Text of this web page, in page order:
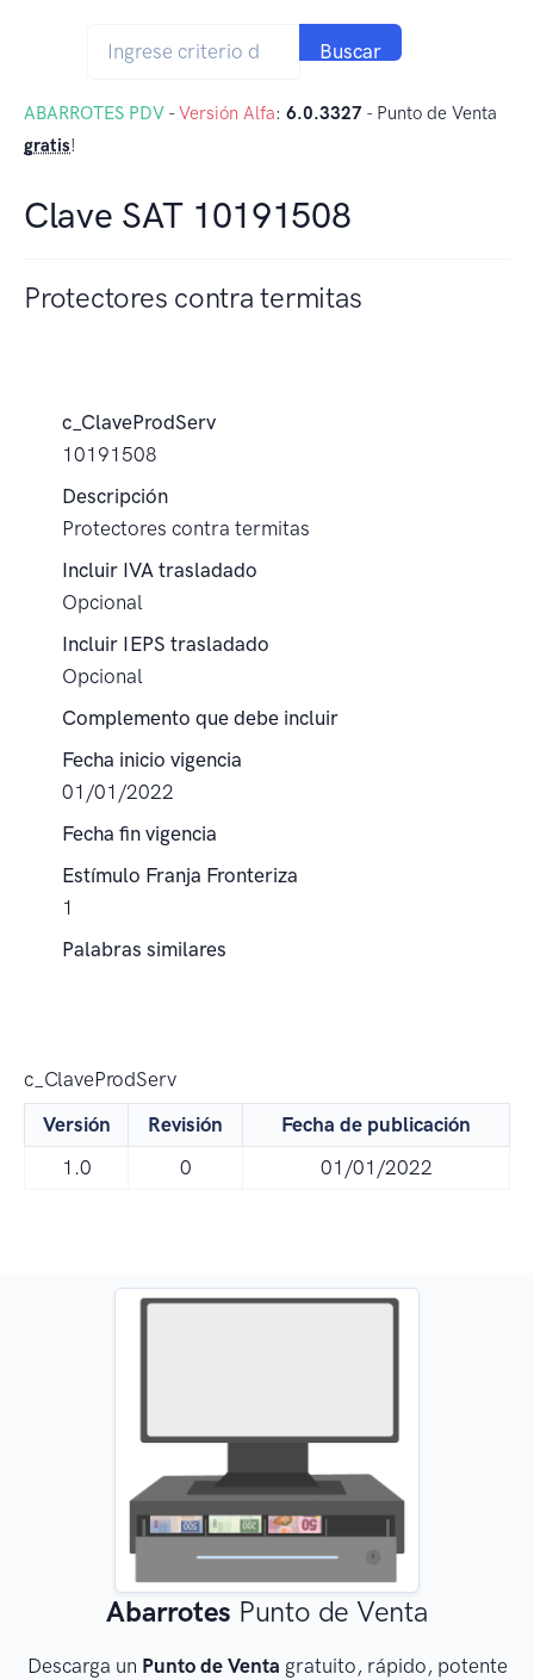
Buscar
ABARROTES PDV -Versión Alfa: 6.0.3327 - Punto de Venta
gratis!
Clave SAT 10191508
Protectores contra termitas
c_ClaveProdServ
10191508
Descripción
Protectores contra termitas
Incluir IVA trasladado
Opcional
Incluir IEPS trasladado
Opcional
Complemento que debe incluir
Fecha inicio vigencia
01/01/2022
Fecha fin vigencia
Estímulo Franja Fronteriza
1
Palabras similares
c_ClaveProdServ
Versión
Revisión
Fecha de publicación
1.0
0 01/01/2022
Abarrotes Punto de Venta
Descarga un Punto de Venta gratuito, rápido, potente